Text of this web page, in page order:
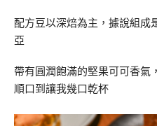
配方豆以深焙為主，據說組成
亞
帶有圓潤飽滿的堅果可可香氣
順口到讓我幾口乾杯